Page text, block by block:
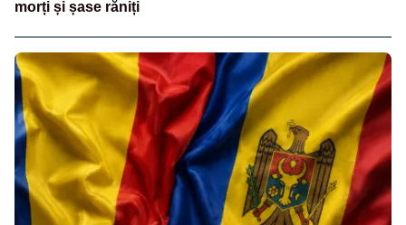
morți și șase răniți